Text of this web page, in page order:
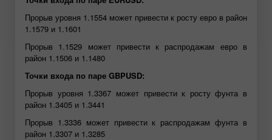
Прорыв уровня 1.1554 может привести к росту евро в район
1.1579 и 1.1601
Прорыв 1.1529 может привести к распродажам евро в
район 1.1506 и 1.1480
Точки входа по паре GBPUSD:
Прорыв уровня 1.3367 может привести к росту фунта в
район 1.3405 и 1.3441
Прорыв 1.3336 может привести к распродажам фунта в
район 1.3307 и 1.3285